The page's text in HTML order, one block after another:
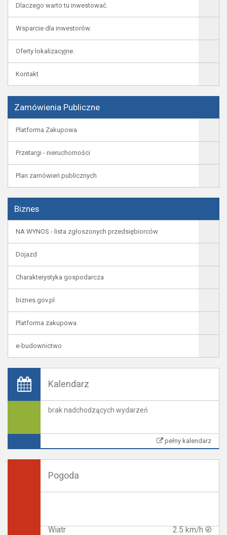
Dlaczego warto tu inwestować.
Wsparcie dla inwestorów.
Oferty lokalizacyjne.
Kontakt
Zamówienia Publiczne
Platforma Zakupowa
Przetargi - nieruchomości
Plan zamówień publicznych
Biznes
NA WYNOS - lista zgłoszonych przedsiębiorców
Dojazd
Charakterystyka gospodarcza
biznes.gov.pl
Platforma zakupowa
e-budownictwo
Kalendarz
brak nadchodzących wydarzeń
pełny kalendarz
Pogoda
Wiatr
2.5 km/h